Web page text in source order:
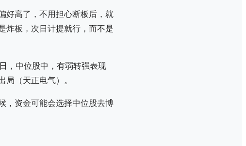
好高了，不用担心断板后，就
炸板，次日计提就行，而不是
，中位股中，有弱转强表现
（天正电气）。
，资金可能会选择中位股去博